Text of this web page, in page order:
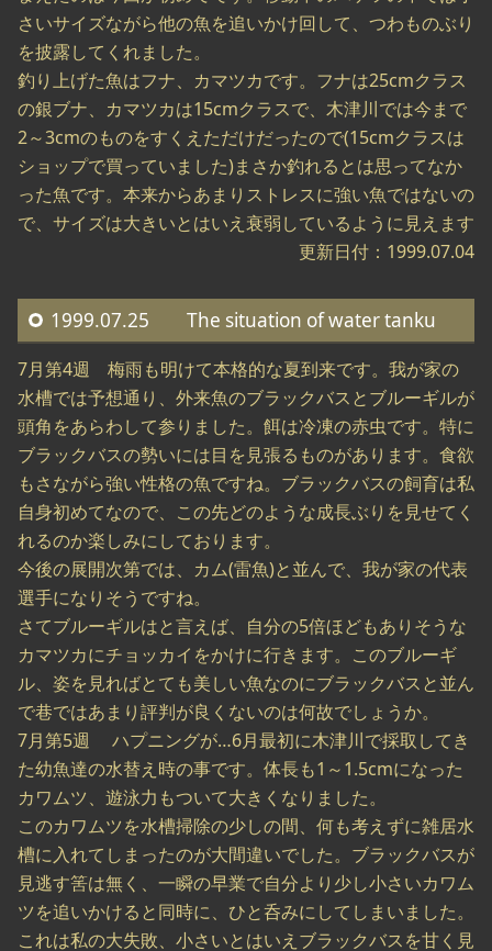
さいサイズながら他の魚を追いかけ回して、つわものぶり
を披露してくれました。
釣り上げた魚はフナ、カマツカです。フナは25cmクラス
の銀ブナ、カマツカは15cmクラスで、木津川では今まで
2～3cmのものをすくえただけだったので(15cmクラスは
ショップで買っていました)まさか釣れるとは思ってなか
った魚です。本来からあまりストレスに強い魚ではないの
で、サイズは大きいとはいえ衰弱しているように見えます
更新日付：1999.07.04
1999.07.25 The situation of water tanku
7月第4週 梅雨も明けて本格的な夏到来です。我が家の
水槽では予想通り、外来魚のブラックバスとブルーギルが
頭角をあらわして参りました。餌は冷凍の赤虫です。特に
ブラックバスの勢いには目を見張るものがあります。食欲
もさながら強い性格の魚ですね。ブラックバスの飼育は私
自身初めてなので、この先どのような成長ぶりを見せてく
れるのか楽しみにしております。
今後の展開次第では、カム(雷魚)と並んで、我が家の代表
選手になりそうですね。
さてブルーギルはと言えば、自分の5倍ほどもありそうな
カマツカにチョッカイをかけに行きます。このブルーギ
ル、姿を見ればとても美しい魚なのにブラックバスと並ん
で巷ではあまり評判が良くないのは何故でしょうか。
7月第5週 ハプニングが…6月最初に木津川で採取してき
た幼魚達の水替え時の事です。体長も1～1.5cmになった
カワムツ、遊泳力もついて大きくなりました。
このカワムツを水槽掃除の少しの間、何も考えずに雑居水
槽に入れてしまったのが大間違いでした。ブラックバスが
見逃す筈は無く、一瞬の早業で自分より少し小さいカワム
ツを追いかけると同時に、ひと呑みにしてしまいました。
これは私の大失敗、小さいとはいえブラックバスを甘く見